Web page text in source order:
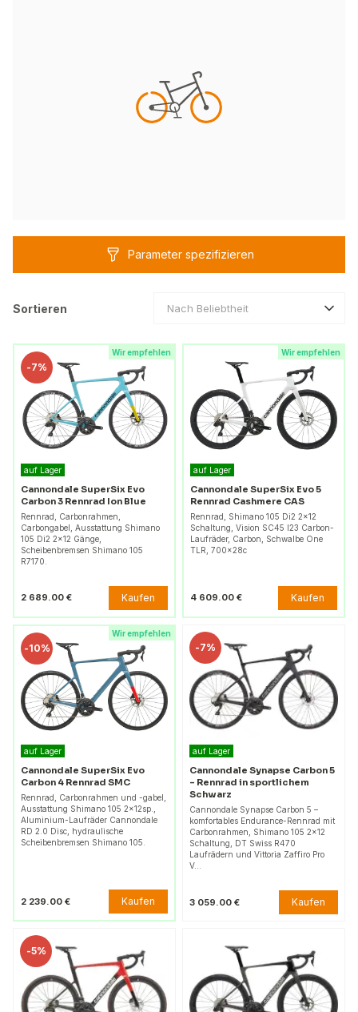
Parameter spezifizieren
Sortieren Nach Beliebtheit
Wir empfehlen
-7%
auf Lager
Cannondale SuperSix Evo
Carbon 3 Rennrad Ion Blue
Rennrad, Carbonrahmen,
Carbongabel, Ausstattung Shimano
105 Di2 2x12 Gänge,
Scheibenbremsen Shimano 105
R7170.
2 689.00 € Kaufen
Wir empfehlen
auf Lager
Cannondale SuperSix Evo 5
Rennrad Cashmere CAS
Rennrad, Shimano 105 Di2 2x12
Schaltung, Vision SC45 I23 Carbon-
Laufräder, Carbon, Schwalbe One
TLR, 700x28c
4 609.00 € Kaufen
Wir empfehlen
-10%
auf Lager
Cannondale SuperSix Evo
Carbon 4 Rennrad SMC
Rennrad, Carbonrahmen und -gabel,
Ausstattung Shimano 105 2x12sp.,
Aluminium-Laufräder Cannondale
RD 2.0 Disc, hydraulische
Scheibenbremsen Shimano 105.
2 239.00 € Kaufen
-7%
auf Lager
Cannondale Synapse Carbon 5
– Rennrad in sportlichem
Schwarz
Cannondale Synapse Carbon 5 –
komfortables Endurance-Rennrad mit
Carbonrahmen, Shimano 105 2x12
Schaltung, DT Swiss R470
Laufrädern und Vittoria Zaffiro Pro
V…
3 059.00 € Kaufen
-5%